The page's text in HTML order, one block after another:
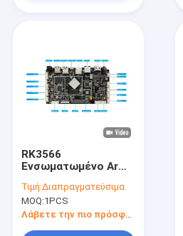
RK3566
Ενσωματωμένο Arm
4G POE UART USB
Android Development
Board
Τιμή:Διαπραγματεύσιμα
MOQ:1PCS
Λάβετε την πιο πρόσφατη τιμή